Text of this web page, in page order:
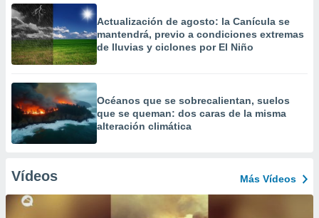
Actualización de agosto: la Canícula se
mantendrá, previo a condiciones extremas
de lluvias y ciclones por El Niño
Océanos que se sobrecalientan, suelos
que se queman: dos caras de la misma
alteración climática
Vídeos Más Vídeos